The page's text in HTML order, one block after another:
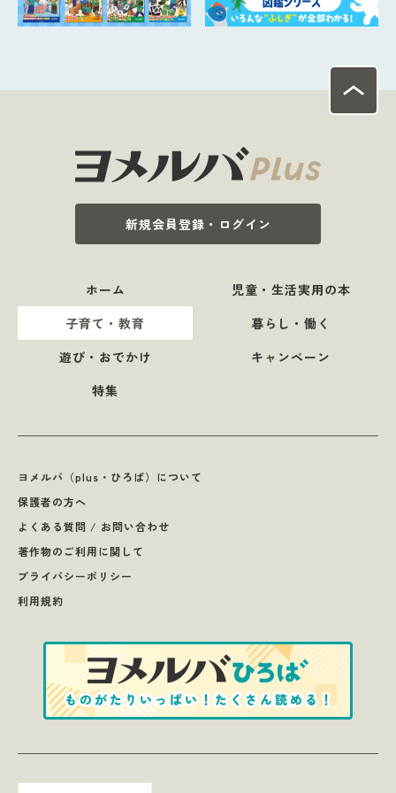
新規会員登録・ログイン
ホーム
児童・生活実用の本
子育て・教育
暮らし・働く
遊び・おでかけ
キャンペーン
特集
ヨメルバ（plus・ひろば）について
保護者の方へ
よくある質問 / お問い合わせ
著作物のご利用に関して
プライバシーポリシー
利用規約